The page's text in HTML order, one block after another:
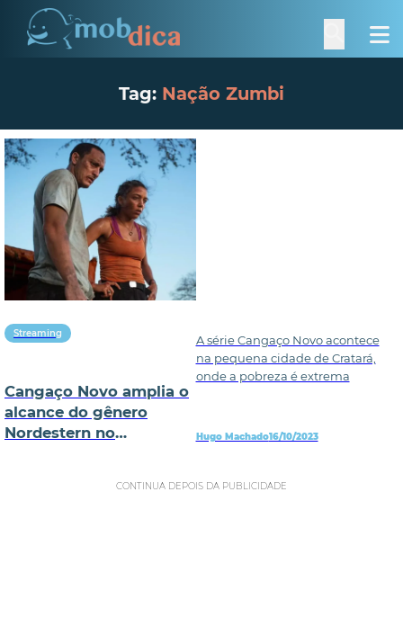
Tag: Nação Zumbi
Streaming
Cangaço Novo amplia o
alcance do gênero
Nordestern no
A série Cangaço Novo acontece
na pequena cidade de Cratará,
onde a pobreza é extrema
Hugo Machado16/10/2023
CONTINUA DEPOIS DA PUBLICIDADE